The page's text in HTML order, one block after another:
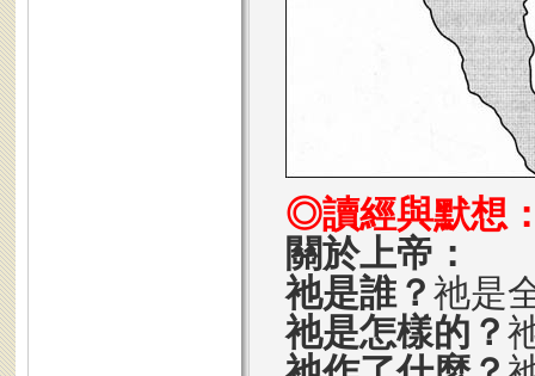
◎讀經與默想
關於上帝：
祂是誰？ 祂是
祂是怎樣的？